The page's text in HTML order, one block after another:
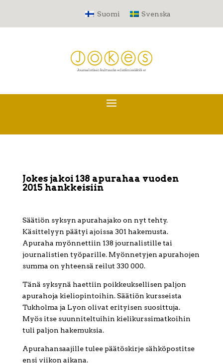
Suomi Svenska
Jokes jakoi 138 apurahaa vuoden
2015 hankkeisiin
Säätiön syksyn apurahajako on nyt tehty.
Käsittelyyn päätyi ajoissa 301 hakemusta.
Apuraha myönnettiin 138 journalistille tai
journalistien työparille. Myönnetyjen apurahojen
summa on yhteensä reilut 330 000.
Tänä syksynä haettiin poikkeuksellisen paljon
apurahoja kieliopintoihin. Säätiön kursseista
Tukholma ja Lyon olivat erityisen suosittuja.
Myös itse suunniteltuihin kielikurssimatkoihin
tuli paljon hakemuksia.
Apurahansaajille tulee päätöskirje sähköpostitse
ensi viikon aikana.